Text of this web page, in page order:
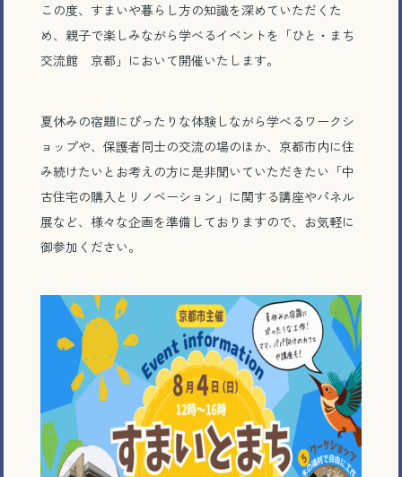
この度、すまいや暮らし方の知識を深めていただくた
め、親子で楽しみながら学べるイベントを「ひと・まち
交流館 京都」において開催いたします。
夏休みの宿題にぴったりな体験しながら学べるワークシ
ョップや、保護者同士の交流の場のほか、京都市内に住
み続けたいとお考えの方に是非聞いていただきたい「中
古住宅の購入とリノベーション」に関する講座やパネル
展など、様々な企画を準備しておりますので、お気軽に
御参加ください。